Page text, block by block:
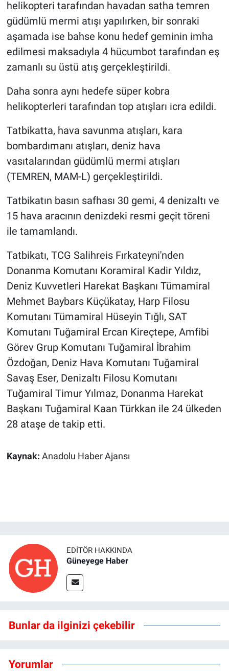
helikopteri tarafından havadan satha temren
güdümlü mermi atışı yapılırken, bir sonraki
aşamada ise bahse konu hedef geminin imha
edilmesi maksadıyla 4 hücumbot tarafından eş
zamanlı su üstü atış gerçekleştirildi.
Daha sonra aynı hedefe süper kobra
helikopterleri tarafından top atışları icra edildi.
Tatbikatta, hava savunma atışları, kara
bombardımanı atışları, deniz hava
vasıtalarından güdümlü mermi atışları
(TEMREN, MAM-L) gerçekleştirildi.
Tatbikatın basın safhası 30 gemi, 4 denizaltı ve
15 hava aracının denizdeki resmi geçit töreni
ile tamamlandı.
Tatbikatı, TCG Salihreis Fırkateyni'nden
Donanma Komutanı Koramiral Kadir Yıldız,
Deniz Kuvvetleri Harekat Başkanı Tümamiral
Mehmet Baybars Küçükatay, Harp Filosu
Komutanı Tümamiral Hüseyin Tığlı, SAT
Komutanı Tuğamiral Ercan Kireçtepe, Amfibi
Görev Grup Komutanı Tuğamiral İbrahim
Özdoğan, Deniz Hava Komutanı Tuğamiral
Savaş Eser, Denizaltı Filosu Komutanı
Tuğamiral Timur Yılmaz, Donanma Harekat
Başkanı Tuğamiral Kaan Türkkan ile 24 ülkeden
28 ataşe de takip etti.
Kaynak: Anadolu Haber Ajansı
EDITÖR HAKKINDA
Güneyege Haber
Bunlar da ilginizi çekebilir
Yorumlar